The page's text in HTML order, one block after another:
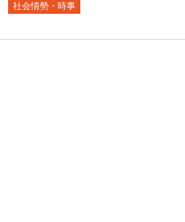
社会情勢・時事